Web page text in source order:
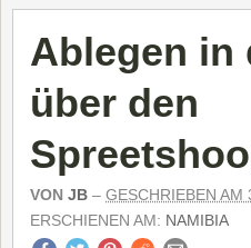
Ablegen in
über den
VON JB – GESCHRIEBEN
ERSCHIENEN AM: NAMIBIA